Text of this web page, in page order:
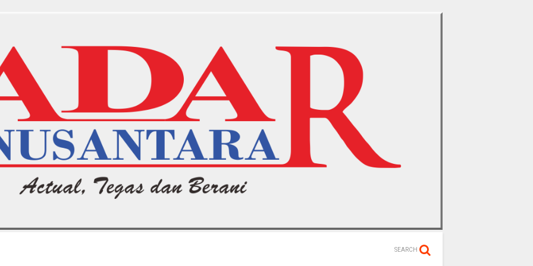
SEARCH